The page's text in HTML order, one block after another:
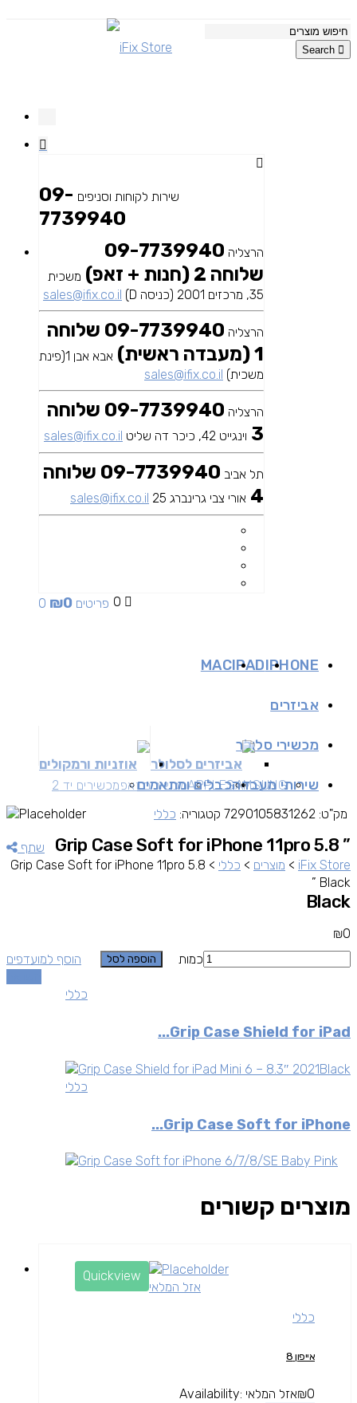
Search
שירות לקוחות וסניפים 09-
7739940
הרצליה 09-7739940
שלוחה 2 (חנות + זאפ)
משכית
35, מרכזים 2001 (כניסה D)
sales@ifix.co.il
הרצליה
09-7739940 שלוחה
1 (מעבדה ראשית)
אבא אבן 1(פינת
משכית) sales@ifix.co.il
הרצליה
09-7739940 שלוחה
3 וינגייט 42, כיכר דה שליט sales@ifix.co.il
תל אביב
09-7739940 שלוחה
4 אורי צבי גרינברג 25 sales@ifix.co.il
0 0 פריטים ₪0
IPHONE
IPAD
MAC
אביזרים
אביזרים לסלולר אוזניות ורמקולים
מכשירי סלולר
SAMSUNG
APPLEמכשירים זאפמכשירים יד 2 שירותי מעבדהכבלים ומתאמים
שתף
iFix Store
> מוצרים > כללי >
Grip Case Soft for iPhone 11pro 5.8
” Black
Grip Case Soft for iPhone 11pro 5.8 ”
Black
₪0
כמות
הוספה לסל
הוסף למועדפים
מק"ט: 7290105831262 קטגוריה: כללי
כללי
Grip Case Shield for iPad...
כללי
Grip Case Soft for iPhone...
מוצרים קשורים
Quickview
אזל המלאי
כללי
אייפון 8
₪0
Availability: אזל המלאי